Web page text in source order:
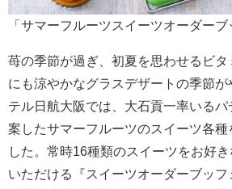
「サマーフルーツスイーツオーダー
苺の季節が過ぎ、初夏を思わせるビタ
にも涼やかなグラスデザートの季節
テル日航大阪では、大石貢一率いる
案したサマーフルーツのスイーツ各種
した。常時16種類のスイーツをお好
いただける『スイーツオーダーブッフ